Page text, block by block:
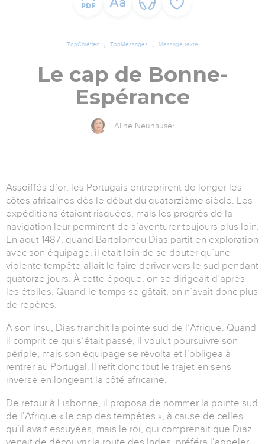
TopChrétien TopMessages Message texte
Le cap de Bonne-
Espérance
Aline Neuhauser
Assoiffés d’or, les Portugais entreprirent de longer les
côtes africaines dès le début du quatorzième siècle. Les
expéditions étaient risquées, mais les progrès de la
navigation leur permirent de s’aventurer toujours plus loin.
En août 1487, quand Bartolomeu Dias partit en exploration
avec son équipage, il était loin de se douter qu’une
violente tempête allait le faire dériver vers le sud pendant
quatorze jours. À cette époque, on se dirigeait d’après
les étoiles. Quand le temps se gâtait, on n’avait donc plus
de repères.
À son insu, Dias franchit la pointe sud de l’Afrique. Quand
il comprit ce qui s’était passé, il voulut poursuivre son
périple, mais son équipage se révolta et l’obligea à
rentrer au Portugal. Il refit donc tout le trajet en sens
inverse en longeant la côté africaine.
De retour à Lisbonne, il proposa de nommer la pointe sud
de l’Afrique « le cap des tempêtes », à cause de celles
qu’il avait essuyées, mais le roi, qui comprenait que Diaz